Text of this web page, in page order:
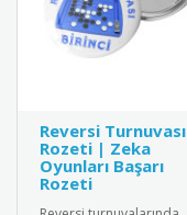
Reversi Turnuvası
Rozeti | Zeka
Oyunları Başarı
Rozeti